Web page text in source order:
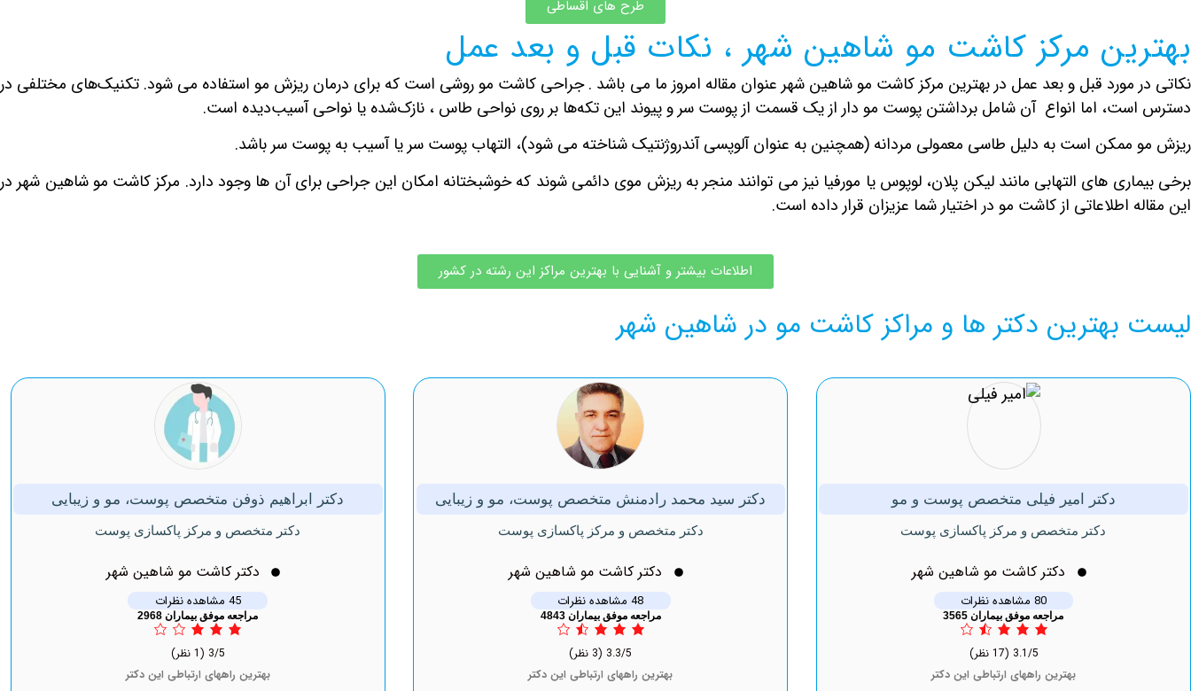
طرح های اقساطی
بهترین مرکز کاشت مو شاهین شهر ، نکات قبل و بعد عمل
نکاتی در مورد قبل و بعد عمل در بهترین مرکز کاشت مو شاهین شهر عنوان مقاله امروز ما می باشد .جراحی کاشت مو روشی است که برای درمان ریزش مو استفاده می شود. تکنیک‌های مختلفی در
دسترس است، اما انواع آن شامل برداشتن پوست مو دار از یک قسمت از پوست سر و پیوند این تکه‌ها بر روی نواحی طاس ، نازک‌شده یا نواحی آسیب‌دیده است.
ریزش مو ممکن است به دلیل طاسی معمولی مردانه (همچنین به عنوان آلوپسی آندروژنتیک شناخته می شود)، التهاب پوست سر یا آسیب به پوست سر باشد.
برخی بیماری های التهابی مانند لیکن پلان، لوپوس یا مورفیا نیز می توانند منجر به ریزش موی دائمی شوند که خوشبختانه امکان این جراحی برای آن ها وجود دارد. مرکز کاشت مو شاهین شهر در
این مقاله اطلاعاتی از کاشت مو در اختیار شما عزیزان قرار داده است.
اطلاعات بیشتر و آشنایی با بهترین مراکز این رشته در کشور
لیست بهترین دکتر ها و مراکز کاشت مو در شاهین شهر
دکتر امیر فیلی متخصص پوست و مو
دکتر متخصص و مرکز پاکسازی پوست
دکتر کاشت مو شاهین شهر
80 مشاهده نظرات
مراجعه موفق بیماران 3565
3.1/5 (17 نظر)
بهترین راههای ارتباطی این دکتر
دکتر سید محمد رادمنش متخصص پوست، مو و زیبایی
دکتر متخصص و مرکز پاکسازی پوست
دکتر کاشت مو شاهین شهر
48 مشاهده نظرات
مراجعه موفق بیماران 4843
3.3/5 (3 نظر)
بهترین راههای ارتباطی این دکتر
دکتر ابراهیم ذوفن متخصص پوست، مو و زیبایی
دکتر متخصص و مرکز پاکسازی پوست
دکتر کاشت مو شاهین شهر
45 مشاهده نظرات
مراجعه موفق بیماران 2968
3/5 (1 نظر)
بهترین راههای ارتباطی این دکتر